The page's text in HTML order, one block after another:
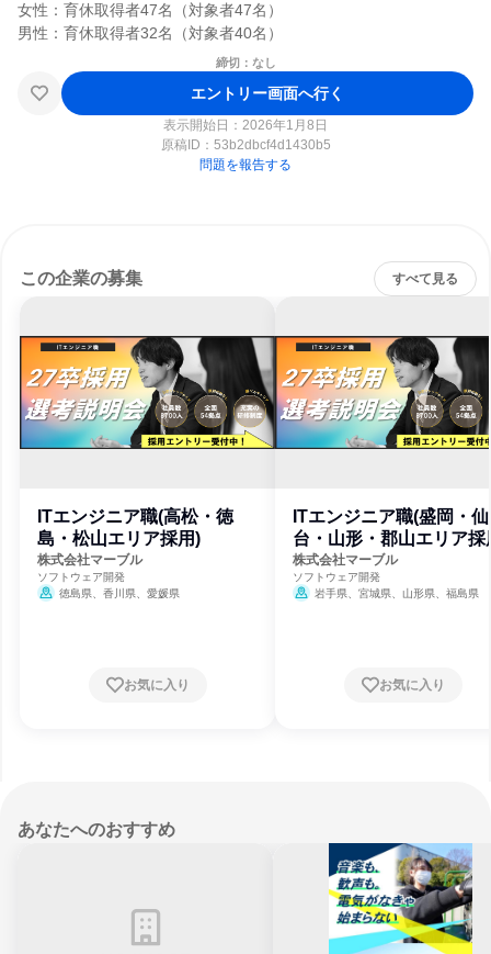
女性：育休取得者47名（対象者47名）
締切：なし
エントリー画面へ行く
表示開始日：2026年1月8日
原稿ID： 53b2dbcf4d1430b5
問題を報告する
この企業の募集 すべて見る
ITエンジニア職(高松・徳
島・松山エリア採用)
株式会社マーブル
ソフトウェア開発
徳島県、香川県、愛媛県
お気に入り
ITエンジニア職(盛岡・仙
台・山形・郡山エリア採
株式会社マーブル
ソフトウェア開発
岩手県、宮城県、山形県、福島県
お気に入り
あなたへのおすすめ